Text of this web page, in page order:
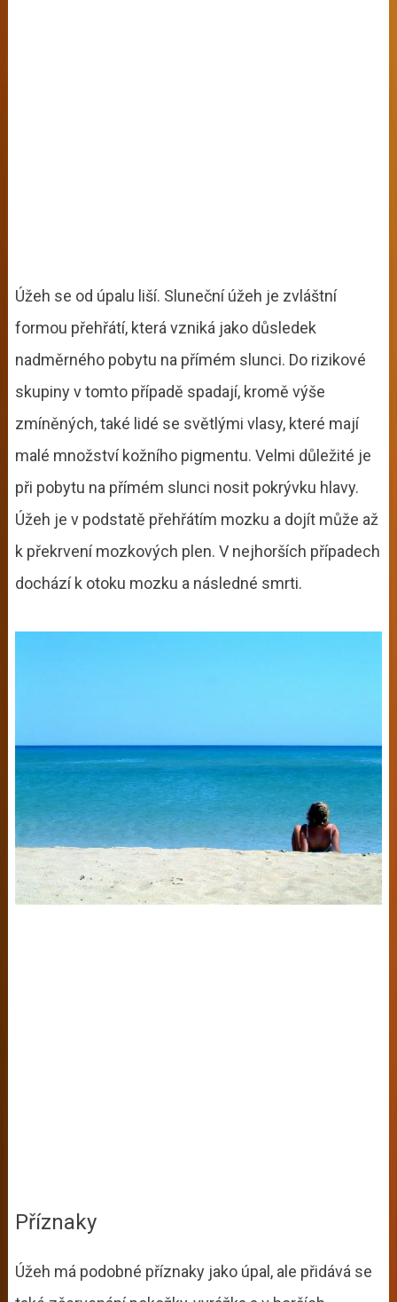
Úžeh se od úpalu liší. Sluneční úžeh je zvláštní
formou přehřátí, která vzniká jako důsledek
nadměrného pobytu na přímém slunci. Do rizikové
skupiny v tomto případě spadají, kromě výše
zmíněných, také lidé se světlými vlasy, které mají
malé množství kožního pigmentu. Velmi důležité je
při pobytu na přímém slunci nosit pokrývku hlavy.
Úžeh je v podstatě přehřátím mozku a dojít může až
k překrvení mozkových plen. V nejhorších případech
dochází k otoku mozku a následné smrti.
Příznaky
Úžeh má podobné příznaky jako úpal, ale přidává se